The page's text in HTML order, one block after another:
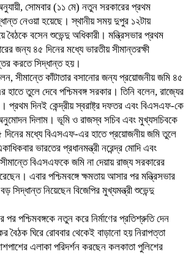
সোমবার (১১ মে) নতুন সরকারের প্রথম
নেওয়া হয়েছে। স্থানীয় সময় দুপুর ১২টায়
বৈঠকে বসেন শুভেন্দু অধিকারী। মন্ত্রিসভার প্রথম
জন্য ৪৫ দিনের মধ্যে ভারতীয় সীমান্তরক্ষী
করতে সিদ্ধান্ত হয়।
সীমান্তে কাঁটাতার বসানোর জন্য প্রয়োজনীয় জমি ৪৫
তুলে দেবে পশ্চিমবঙ্গ সরকার। তিনি বলেন, রাজ্যের
প্রথম দিনই কেন্দ্রীয় স্বরাষ্ট্র দফতর এবং বিএসএফ-কে
দিলাম। ভূমি ও রাজস্ব সচিব এবং মুখ্যসচিবকে
দিনের মধ্যে বিএসএফ-এর হাতে প্রয়োজনীয় জমি তুলে
ভারতের প্রধানমন্ত্রী নরেন্দ্র মোদি এবং
সীমান্তে বিএসএফকে জমি না দেয়ায় রাজ্য সরকারের
এবার পশ্চিমবঙ্গে ক্ষমতায় আসার পর মন্ত্রিসভার
সিদ্ধান্ত নিয়েছেন বিজেপির মুখ্যমন্ত্রী শুভেন্দু
পশ্চিমবঙ্গকে নতুন করে নির্মাণের প্রতিশ্রুতি দেন
বৈঠক ঘিরে রোববার থেকেই বাড়ানো হয় নিরাপত্তা
এলাকা পরিদর্শন করছেন কলকাতা পুলিশের